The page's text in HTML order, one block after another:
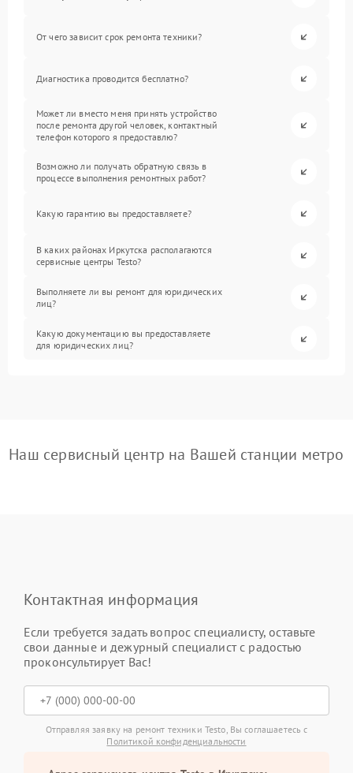
От чего зависит срок ремонта техники?
Диагностика проводится бесплатно?
Может ли вместо меня принять устройство
после ремонта другой человек, контактный
телефон которого я предоставлю?
Возможно ли получать обратную связь в
процессе выполнения ремонтных работ?
Какую гарантию вы предоставляете?
В каких районах Иркутска располагаются
сервисные центры Testo?
Выполняете ли вы ремонт для юридических
лиц?
Какую документацию вы предоставляете
для юридических лиц?
Наш сервисный центр на Вашей станции метро
Контактная информация
Если требуется задать вопрос специалисту, оставьте
свои данные и дежурный специалист с радостью
проконсультирует Вас!
Отправляя заявку на ремонт техники Testo, Вы соглашаетесь с
Политикой конфиденциальности